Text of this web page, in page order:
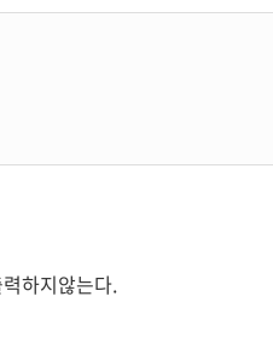
하지않는다.